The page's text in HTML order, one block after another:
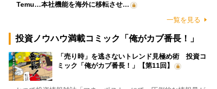
Temu…本社機能を海外に移転させ…
一覧を見る
投資ノウハウ満載コミック「俺がカブ番長！」
「売り時」を逃さないトレンド見極め術 投資コ
ミック「俺がカブ番長！」【第11回】